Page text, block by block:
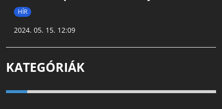
HÍR
2024. 05. 15. 12:09
KATEGÓRIÁK